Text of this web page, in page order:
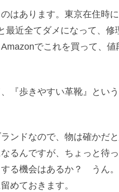
はあります。東京在住時
近全てダメになって、修
でこれを買って、
『歩きやすい革靴』とい
ンドなので、物は確かだと
るんですが、ちょっと待
る機会はあるか？ うん
めておきます。